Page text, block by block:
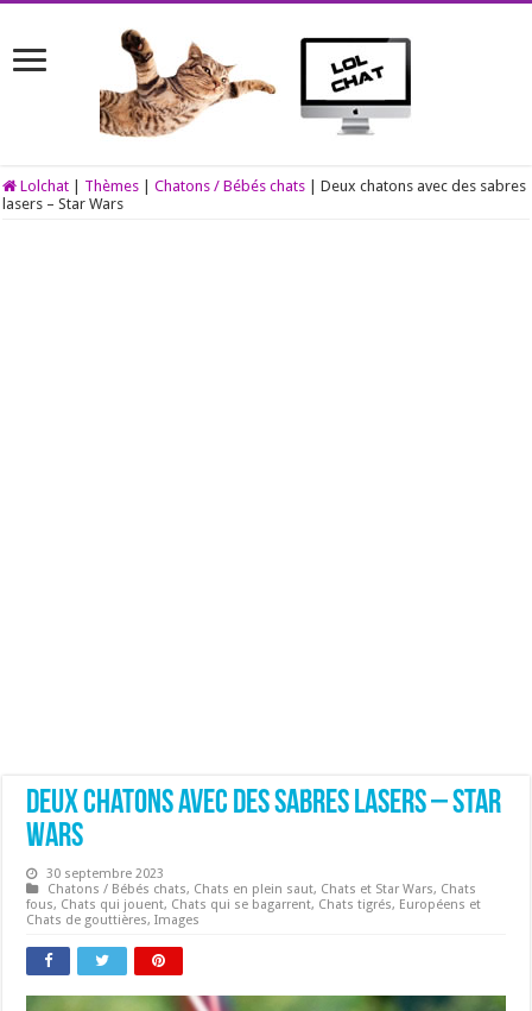
Lolchat Thèmes Chatons / Bébés chats
Deux chatons avec des sabres
lasers – Star Wars
Deux chatons avec des sabres lasers – Star
Wars
30 septembre 2023
Chatons / Bébés chats, Chats en plein saut, Chats et Star Wars, Chats
fous, Chats qui jouent, Chats qui se bagarrent, Chats tigrés, Européens et
Chats de gouttières,Images